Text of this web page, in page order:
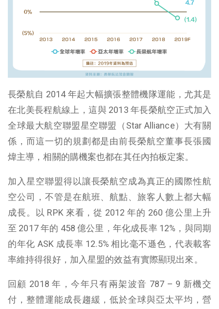
長榮航自 2014 年起大幅擴張整體機隊運能，尤其是
在北美長程航線上，這與 2013 年長榮航空正式加入
全球最大航空聯盟星空聯盟（Star Alliance）大有關
係，而這一切的規劃都是由前長榮航空董事長張國
煒主導，相關的購機案也都在其任內拍板定案。
加入星空聯盟得以讓長榮航空成為真正的國際性航
空公司，不管是在航班、航點、旅客人數上都大幅
成長。以 RPK 來看，從 2012 年的 260 億公里上升
至 2017 年的 458 億公里，年化成長率 12%，與同期
的年化 ASK 成長率 12.5% 相比毫不遜色，代表載客
率維持得很好，加入星盟的效益有實際顯現出來。
回顧 2018 年，今年只有兩架波音 787 – 9 新機交
付，整體運能成長趨緩，低於全球與亞太平均，營